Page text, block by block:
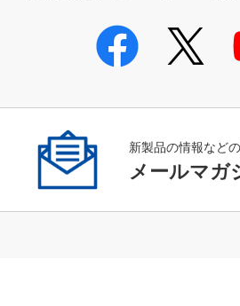
新製品の情報など
メールマガ